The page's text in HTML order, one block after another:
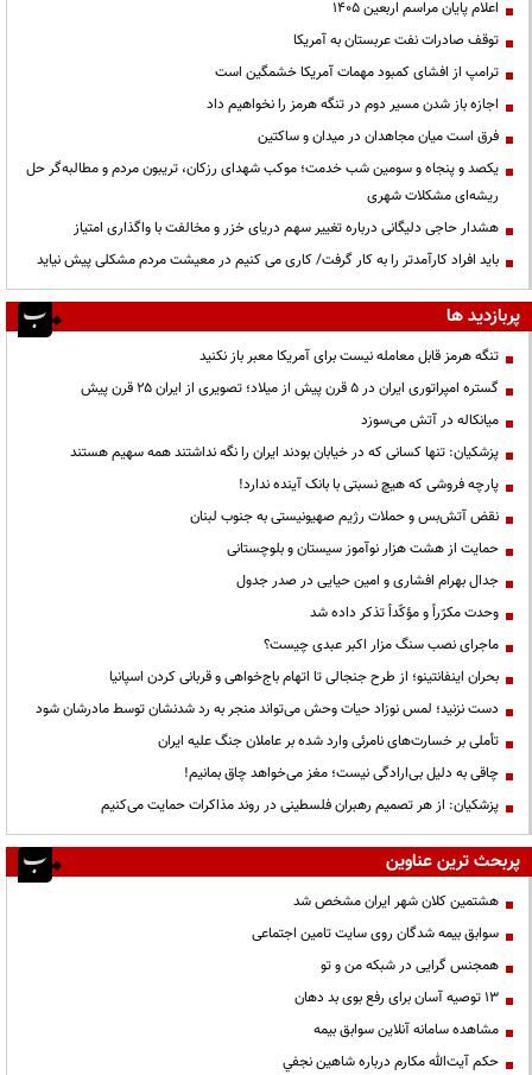
اعلام پایان مراسم اربعین ۱۴۰۵
توقف صادرات نفت عربستان به آمریکا
ترامپ از افشای کمبود مهمات آمریکا خشمگین است
اجازه باز شدن مسیر دوم در تنگه هرمز را نخواهیم داد
فرق است میان مجاهدان در میدان و ساکتین
یکصد و پنجاه و سومین شب خدمت؛ موکب شهدای رزکان، تریبون مردم و مطالبه‌گر حل
ریشه‌ای مشکلات شهری
هشدار حاجی دلیگانی درباره تغییر سهم دریای خزر و مخالفت با واگذاری امتیاز
باید افراد کارآمدتر را به کار گرفت/ کاری می کنیم در معیشت مردم مشکلی پیش نیاید
پربازدید ها
تنگه هرمز قابل معامله نیست برای آمریکا معبر باز نکنید
گستره امپراتوری ایران در ۵ قرن پیش از میلاد؛ تصویری از ایران ۲۵ قرن پیش
میانکاله در آتش می‌سوزد
پزشکیان: تنها کسانی که در خیابان بودند ایران را نگه نداشتند همه سهیم هستند
پارچه فروشی که هیچ نسبتی با بانک آینده ندارد!
نقض آتش‌بس و حملات رژیم صهیونیستی به جنوب لبنان
حمایت از هشت هزار نوآموز سیستان و بلوچستانی
جدال بهرام افشاری و امین حیایی در صدر جدول
وحدت مکرّراً و مؤکّداً تذکر داده شد
ماجرای نصب سنگ مزار اکبر عبدی چیست؟
بحران اینفانتینو؛ از طرح جنجالی تا اتهام باج‌خواهی و قربانی کردن اسپانیا
دست نزنید؛ لمس نوزاد حیات وحش می‌تواند منجر به رد شدنشان توسط مادرشان شود
تأملی بر خسارت‌های نامرئی وارد شده بر عاملان جنگ علیه ایران
چاقی به دلیل بی‌ارادگی نیست؛ مغز می‌خواهد چاق بمانیم!
پزشکیان: از هر تصمیم رهبران فلسطینی در روند مذاکرات حمایت می‌کنیم
پربحث ترین عناوین
هشتمین کلان شهر ایران مشخص شد
سوابق بیمه شدگان روی سایت تامین اجتماعی
همجنس گرایی در شبکه من و تو
13 توصیه آسان برای رفع بوی بد دهان
مشاهده سامانه آنلاين سوابق بیمه
حكم آيت‌الله مكارم درباره شاهين نجفي